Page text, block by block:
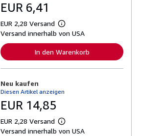
EUR 6,41
EUR 2,28 Versand
W
e
t
e
e
f
a
t
Versand innerhalb von USA
In den Warenkorb
Neu kaufen
Diesen Artikel anzeigen
EUR 14,85
EUR 2,28 Versand
W
e
Versand innerhalb von USA